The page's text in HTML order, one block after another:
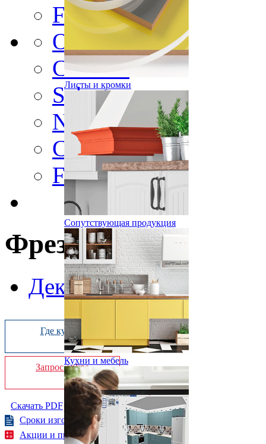
Листы и кромки
Сопутствующая продукция
Кухни и мебель
Frame
Original
Contour
Select
Nature
Color
Frame
Фрезеровка «»
Декоры
Где купить
Запрос online
Скачать PDF
Сроки изготовления
Акции и предложения